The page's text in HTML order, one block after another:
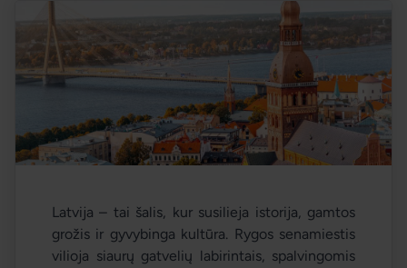
Latvija – tai šalis, kur susilieja istorija, gamtos
grožis ir gyvybinga kultūra. Rygos senamiestis
vilioja siaurų gatvelių labirintais, spalvingomis